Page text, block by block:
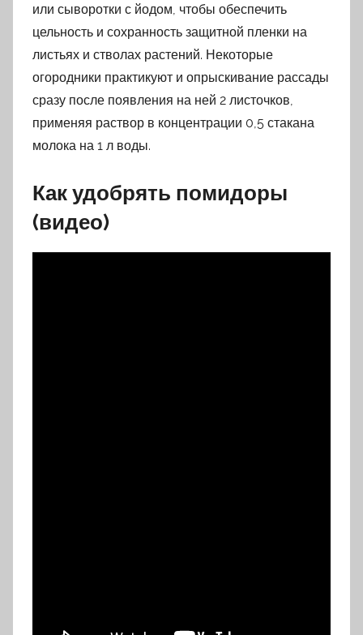
или сыворотки с йодом, чтобы обеспечить
цельность и сохранность защитной пленки на
листьях и стволах растений. Некоторые
огородники практикуют и опрыскивание рассады
сразу после появления на ней 2 листочков,
применяя раствор в концентрации 0,5 стакана
молока на 1 л воды.
Как удобрять помидоры
(видео)